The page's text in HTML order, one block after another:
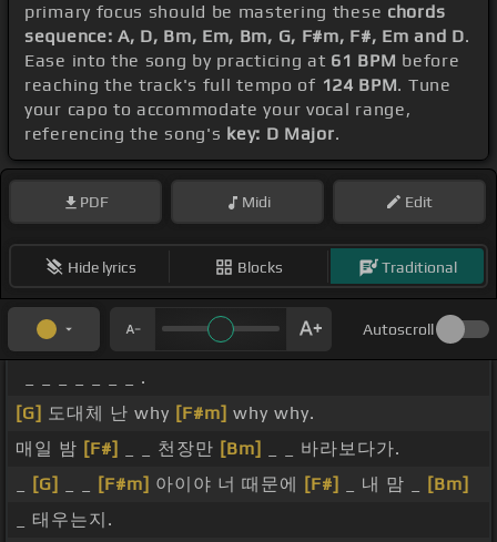
primary focus should be mastering these chords
sequence: A, D, Bm, Em, Bm, G, F#m, F#, Em and D.
Ease into the song by practicing at 61 BPM before
reaching the track's full tempo of 124 BPM. Tune
your capo to accommodate your vocal range,
referencing the song's key: D Major.
PDF Midi Edit
Hide lyrics Blocks Traditional
Autoscroll
_ _ _ _ _ _ _ .
[G] 도대체 난 why [F#m] why why.
매일 밤 [F#] _ _ 천장만 [Bm]
_ _ 바라보다가.
[G] [F#m] 아이야 너 때문에 [F#] _ 내 맘 _
[Bm]
_ 태우는지.